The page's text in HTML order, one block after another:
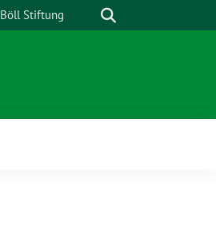
Böll Stiftung Suche